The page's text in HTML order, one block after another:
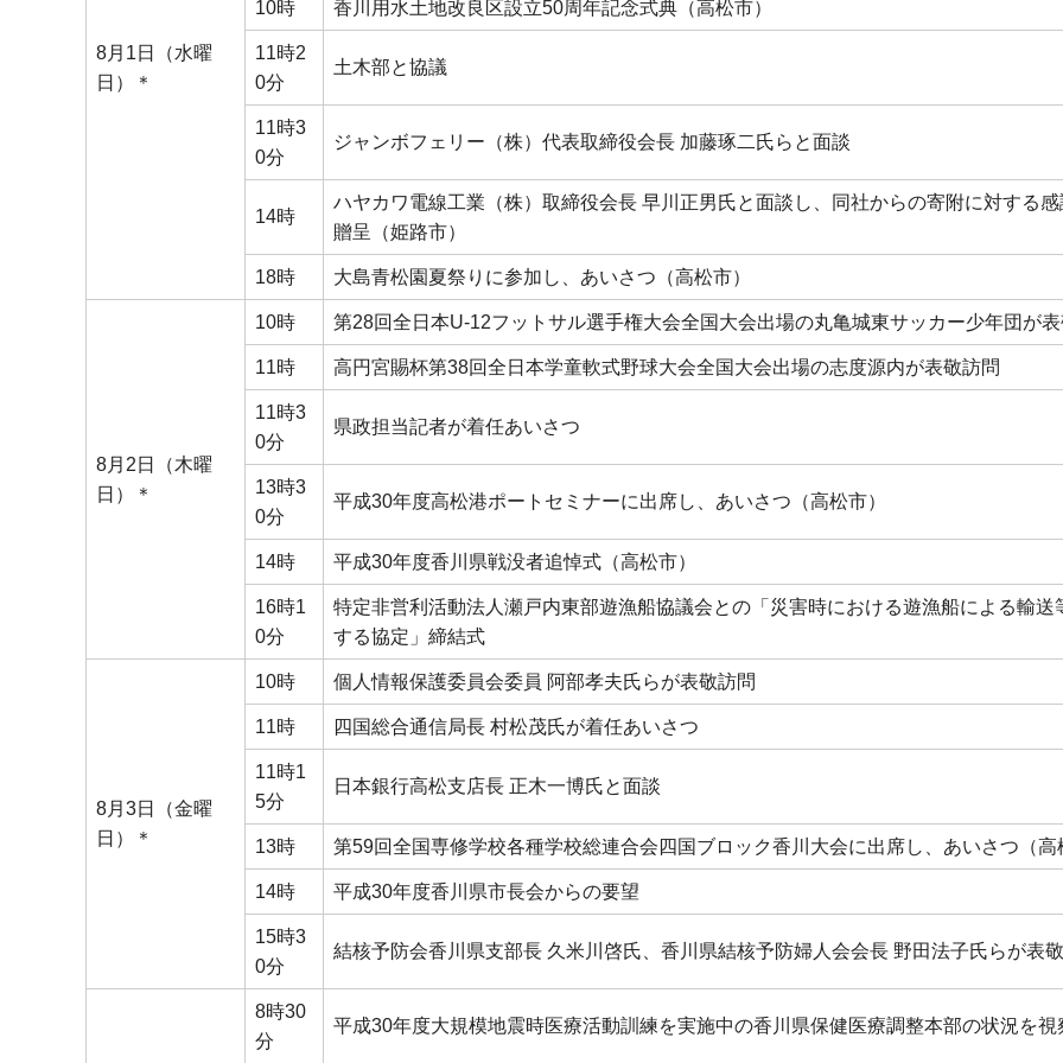
8月1日（水曜
日）＊
10時 香川用水土地改良区設立50周年記念式典（高松市）
11時2
0分
土木部と協議
11時3
0分
ジャンボフェリー（株）代表取締役会長 加藤琢二氏らと面談
14時
ハヤカワ電線工業（株）取締役会長 早川正男氏と面談し、同社からの寄附に対する感
贈呈（姫路市）
18時 大島青松園夏祭りに参加し、あいさつ（高松市）
8月2日（木曜
日）＊
10時 第28回全日本U-12フットサル選手権大会全国大会出場の丸亀城東サッカー少年団が表
11時 高円宮賜杯第38回全日本学童軟式野球大会全国大会出場の志度源内が表敬訪問
11時3
0分
県政担当記者が着任あいさつ
13時3
0分
平成30年度高松港ポートセミナーに出席し、あいさつ（高松市）
14時 平成30年度香川県戦没者追悼式（高松市）
16時1
0分
特定非営利活動法人瀬戸内東部遊漁船協議会との「災害時における遊漁船による輸送
する協定」締結式
8月3日（金曜
日）＊
10時 個人情報保護委員会委員 阿部孝夫氏らが表敬訪問
11時 四国総合通信局長 村松茂氏が着任あいさつ
11時1
5分
日本銀行高松支店長 正木一博氏と面談
13時 第59回全国専修学校各種学校総連合会四国ブロック香川大会に出席し、あいさつ（高
14時 平成30年度香川県市長会からの要望
15時3
0分
結核予防会香川県支部長 久米川啓氏、香川県結核予防婦人会会長 野田法子氏らが表
8時30
分
平成30年度大規模地震時医療活動訓練を実施中の香川県保健医療調整本部の状況を視